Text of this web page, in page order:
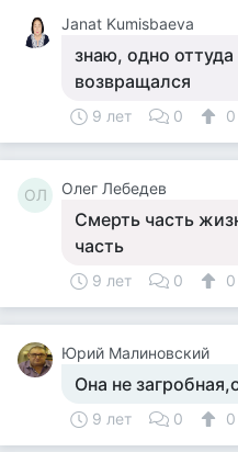
Janat Kumisbaeva
знаю, одно
возвращался
9 лет 0 0
ОЛ Олег Лебедев
Смерть часть
часть
9 лет 0 0
Юрий Малиновский
Она не
9 лет 0 0